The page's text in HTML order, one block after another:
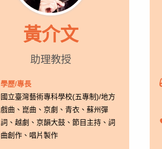
黃介文
助理教授
學歷/專長
國立臺灣藝術專科學校(五專制)/地方
戲曲、崑曲、京劇、青衣、蘇州彈
詞、越劇、京韻大鼓、節目主持、詞
曲創作、唱片製作